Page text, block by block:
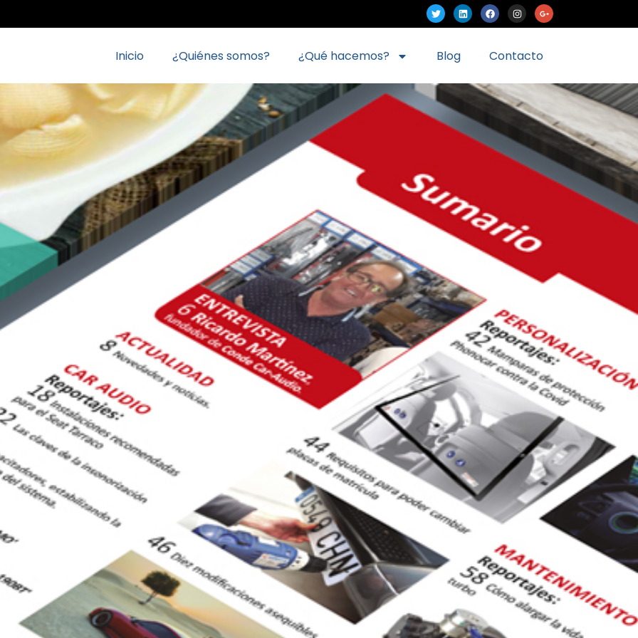
Inicio ¿Quiénes somos? ¿Qué hacemos? Blog Contacto